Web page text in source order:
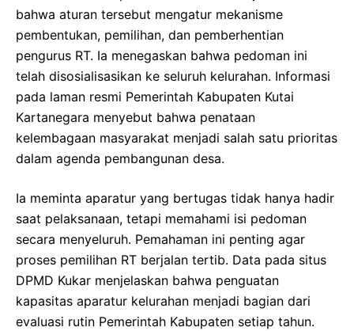
bahwa aturan tersebut mengatur mekanisme
pembentukan, pemilihan, dan pemberhentian
pengurus RT. Ia menegaskan bahwa pedoman ini
telah disosialisasikan ke seluruh kelurahan. Informasi
pada laman resmi Pemerintah Kabupaten Kutai
Kartanegara menyebut bahwa penataan
kelembagaan masyarakat menjadi salah satu prioritas
dalam agenda pembangunan desa.
Ia meminta aparatur yang bertugas tidak hanya hadir
saat pelaksanaan, tetapi memahami isi pedoman
secara menyeluruh. Pemahaman ini penting agar
proses pemilihan RT berjalan tertib. Data pada situs
DPMD Kukar menjelaskan bahwa penguatan
kapasitas aparatur kelurahan menjadi bagian dari
evaluasi rutin Pemerintah Kabupaten setiap tahun.